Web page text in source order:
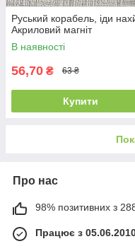
Руський корабель, іди
Акриловий магніт
В наявності
56,70 ₴ 63 ₴
Купити
Про нас
98% позитивних з 288
Працює з